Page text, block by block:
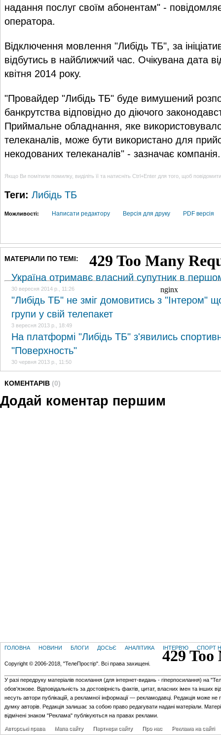
надання послуг своїм абонентам" -
оператора.
Відключення мовлення "Либідь ТБ", за
відбутись в найближчий час. Очікувана дата
квітня 2014 року.
"Провайдер "Либідь ТБ" буде вимушений
банкрутства відповідно до діючого
Приймальне обладнання, яке
телеканалів, може бути використано для
некодованих телеканалів" - зазначає компанія.
Якщо Ви помітили помилку, виділіть її та натисніть Ctrl+Enter для того, щоб
Теги: Либідь ТБ
Можливості: Написати редактору Версія для друку PDF версія
МАТЕРІАЛИ ПО ТЕМІ:
Україна отримавє власний супутник в
30 вересня 2014 р., 11:26
"Либідь ТБ" не зміг домовитись з "Інтером"
групи у свій телепакет
3 вересня 2013 р., 18:49
На платформі "Либідь ТБ" з'явились
"Поверхность"
30 червня 2013 р., 11:50
КОМЕНТАРІВ (0)
Додай коментар першим
ГОЛОВНА НОВИНИ БЛОГИ ДОСЬЄ АНАЛІТИКА ІНТЕРВ'Ю СПОРТ
Copyright © 2006-2018, "ТелеПростір". Всі права захищені.
У разі передруку матеріалів посилання (для iнтернет-видань - гiперпосилання) на
обов'язкове. Відповідальність за достовірність фактів, цитат, власних імен та інших
несуть автори публікацій, а рекламної інформації — рекламодавці. Редакція може не
думку авторів. Редакція залишає за собою право редагувати надані матеріали.
відмічені знаком "Реклама" публікуються на правах реклами.
Авторські права Мапа сайту Партнери сайту Про нас Реклама на сайті